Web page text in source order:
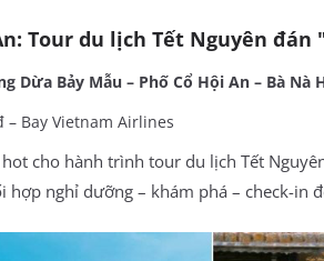
Tour du lịch Tết Nguyên đán
Dừa Bảy Mẫu – Phố Cổ Hội An – Bà Nà
– Bay Vietnam Airlines
cho hành trình tour du lịch Tết
nghỉ dưỡng – khám phá – check-in